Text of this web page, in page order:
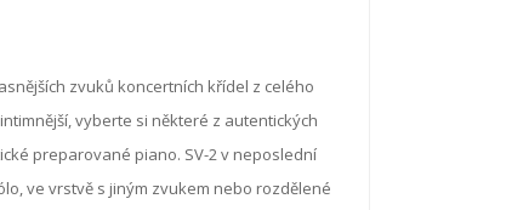
zvuků koncertních křídel z celého
vyberte si některé z autentických
preparované piano. SV-2 v neposlední
ve vrstvě s jiným zvukem nebo rozdělené